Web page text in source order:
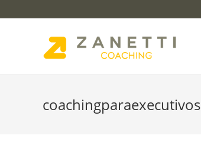
coachingparaexecutivos